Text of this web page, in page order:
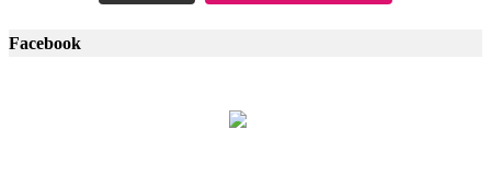
Facebook